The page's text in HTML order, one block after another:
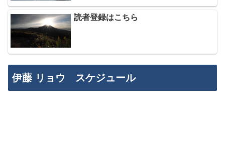
読者登録はこちら
伊藤 リョウ スケジュール